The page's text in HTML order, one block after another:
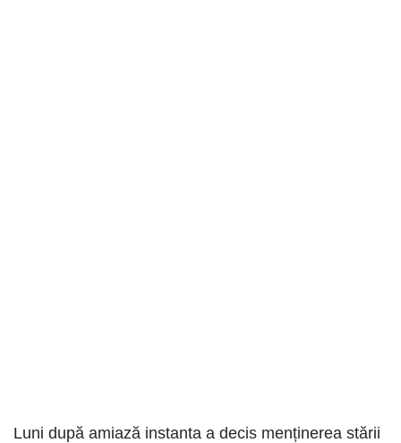
Luni după amiază instanta a decis menținerea stării